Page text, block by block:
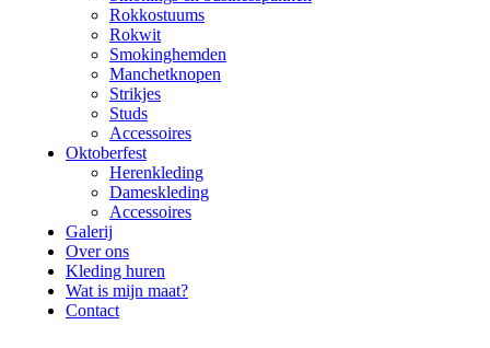
Rokkostuums
Rokwit
Smokinghemden
Manchetknopen
Strikjes
Studs
Accessoires
Oktoberfest
Herenkleding
Dameskleding
Accessoires
Galerij
Over ons
Kleding huren
Wat is mijn maat?
Contact